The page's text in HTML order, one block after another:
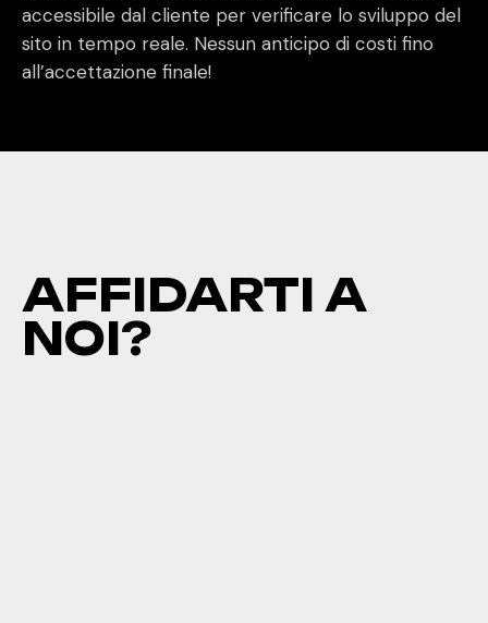
accessibile dal cliente per verificare lo sviluppo del
sito in tempo reale. Nessun anticipo di costi fino
all’accettazione finale!
AFFIDARTI A
NOI?